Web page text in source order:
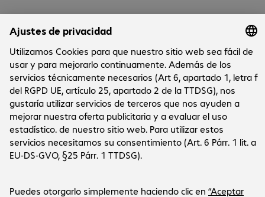
Sobre la empresa
La empresa
Oficinas de Bechtle
Empleo
Prensa
Relación con inversores
Servicio al cliente
Informaciones de pago y envío
Centro de ayuda
Social Media